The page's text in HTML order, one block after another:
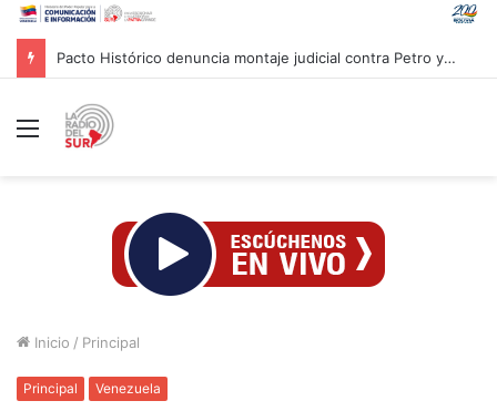
Pacto Histórico denuncia montaje judicial contra Petro y Cepeda
Menú
Inicio / Principal
Principal Venezuela